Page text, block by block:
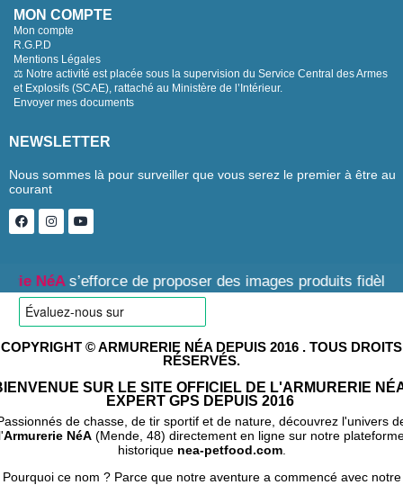
MON COMPTE
Mon compte
R.G.P.D
Mentions Légales
⚖️ Notre activité est placée sous la supervision du Service Central des Armes
et Explosifs (SCAE), rattaché au Ministère de l’Intérieur.
Envoyer mes documents
NEWSLETTER
Nous sommes là pour surveiller que vous serez le premier à être au
courant
s’efforce de proposer des images produits fidèles,
COPYRIGHT © ARMURERIE NÉA DEPUIS 2016 . TOUS DROITS
RÉSERVÉS.
SUR LE SITE OFFICIEL DE L'ARMURERIE
EXPERT GPS DEPUIS 2016
de chasse, de tir sportif et de nature, découvrez l'univers
Armurerie NéA (Mende, 48) directement en ligne sur notre
historique nea-petfood.com.
Pourquoi ce nom ? Parce que notre aventure a commencé avec notre